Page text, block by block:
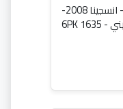
سير مجموعه سياره اوبل استرا - انسجينا 2008-